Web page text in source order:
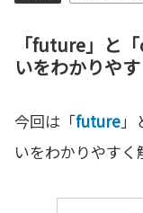
「future」と
いをわかりや
今回は「future」
いをわかりやすく